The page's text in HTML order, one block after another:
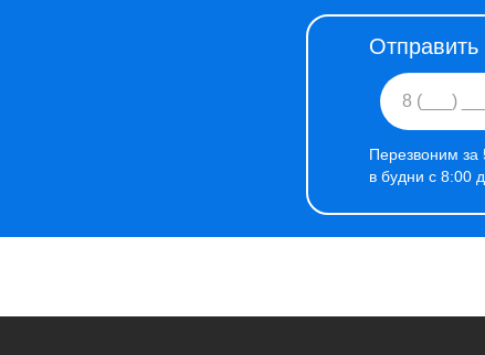
Отправить
Перезвоним за
в будни с 8:00